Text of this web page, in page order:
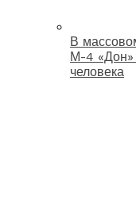
В
М-4 «Дон»
человека